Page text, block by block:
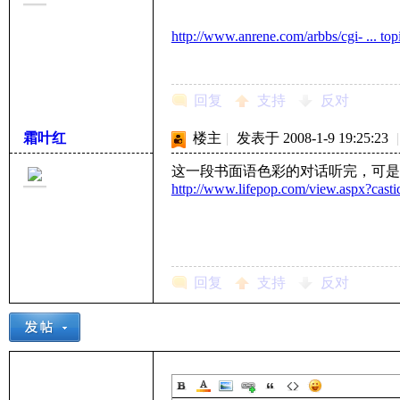
http://www.anrene.com/arbbs/cgi- ...
回复 支持 反对
霜叶红 楼主 | 发表于 2008-1-9 19:25:23 |
这一段书面语色彩的对话听完，可
http://www.lifepop.com/
回复 支持 反对